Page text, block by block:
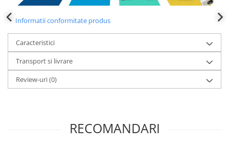
Informatii conformitate produs
Caracteristici
Transport si livrare
Review-uri(0)
RECOMANDARI